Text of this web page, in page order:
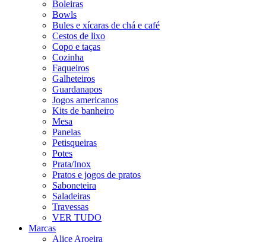
Boleiras
Bowls
Bules e xícaras de chá e café
Cestos de lixo
Copo e taças
Cozinha
Faqueiros
Galheteiros
Guardanapos
Jogos americanos
Kits de banheiro
Mesa
Panelas
Petisqueiras
Potes
Prata/Inox
Pratos e jogos de pratos
Saboneteira
Saladeiras
Travessas
VER TUDO
Marcas
Alice Aroeira